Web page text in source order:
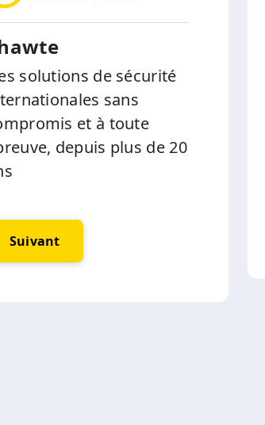
solutions de sécurité
sans
et à toute
depuis plus de 20
Suivant